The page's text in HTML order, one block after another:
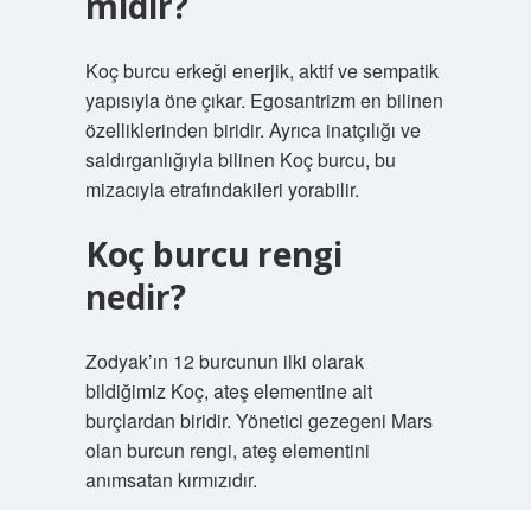
Koç burcu erkeği enerjik, aktif ve sempatik
yapısıyla öne çıkar. Egosantrizm en bilinen
özelliklerinden biridir. Ayrıca inatçılığı ve
saldırganlığıyla bilinen Koç burcu, bu
mizacıyla etrafındakileri yorabilir.
Koç burcu rengi
nedir?
Zodyak’ın 12 burcunun ilki olarak
bildiğimiz Koç, ateş elementine ait
burçlardan biridir. Yönetici gezegeni Mars
olan burcun rengi, ateş elementini
anımsatan kırmızıdır.